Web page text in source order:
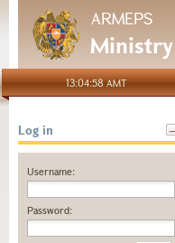
ARMEPS
13:04:58 AMT
Log in
Username:
Password: